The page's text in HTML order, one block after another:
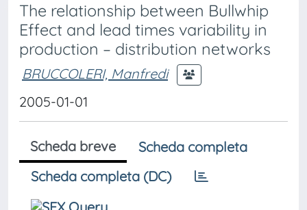
The relationship between Bullwhip
Effect and lead times variability in
production – distribution networks
BRUCCOLERI, Manfredi
2005-01-01
Scheda breve
Scheda completa
Scheda completa (DC)